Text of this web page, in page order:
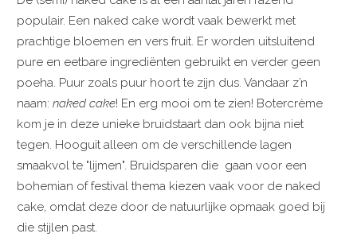
populair. Een naked cake wordt vaak bewerkt met
prachtige bloemen en vers fruit. Er worden uitsluitend
pure en eetbare ingrediënten gebruikt en verder geen
poeha. Puur zoals puur hoort te zijn dus. Vandaar z’n
naam:naked cake! En erg mooi om te zien! Botercrème
kom je in deze unieke bruidstaart dan ook bijna niet
tegen. Hooguit alleen om de verschillende lagen
smaakvol te "lijmen". Bruidsparen die gaan voor een
bohemian of festival thema kiezen vaak voor de naked
cake, omdat deze door de natuurlijke opmaak goed bij
die stijlen past.